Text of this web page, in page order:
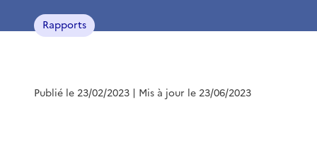
Rapports
Publié le 23/02/2023 | Mis à jour le 23/06/2023